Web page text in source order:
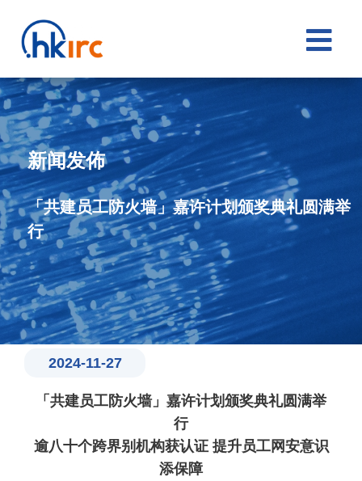

新闻发佈
「共建员工防火墙」嘉许计划颁奖典礼圆满举
行
2024-11-27
「共建员工防火墙」嘉许计划颁奖典礼圆满举
行
逾八十个跨界别机构获认证 提升员工网安意识
添保障